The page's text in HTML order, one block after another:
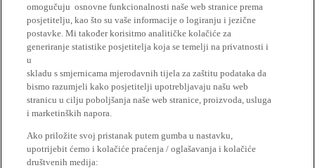
omogučuju osnovne funkcionalnosti naše web stranice prema
posjetitelju, kao što su vaše informacije o logiranju i jezične
postavke. Mi također korisitmo analitičke kolačiće za
generiranje statistike posjetitelja koja se temelji na privatnosti i
u
skladu s smjernicama mjerodavnih tijela za zaštitu podataka da
bismo razumjeli kako posjetitelji upotrebljavaju našu web
stranicu u cilju poboljšanja naše web stranice, proizvoda, usluga
i marketinških napora.
Ako priložite svoj pristanak putem gumba u nastavku,
upotrijebit ćemo i kolačiće praćenja / oglašavanja i kolačiće
društvenih medija: